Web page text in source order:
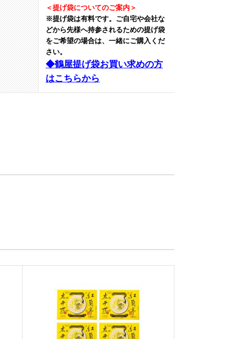
＜提げ袋についてのご案内＞
※提げ袋は有料です。 ご自宅や会社な
どから先様へ持参されるための提げ袋
をご希望の場合は、一緒にご購入くだ
さい。
◆鶴屋提げ袋お買い求めの方
はこちらから